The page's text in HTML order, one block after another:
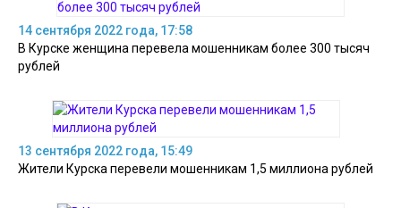
14 сентября 2022 года, 17:58
В Курске женщина перевела мошенникам более 300 тысяч
рублей
13 сентября 2022 года, 15:49
Жители Курска перевели мошенникам 1,5 миллиона рублей